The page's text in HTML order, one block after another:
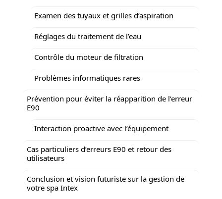
Examen des tuyaux et grilles d’aspiration
Réglages du traitement de l’eau
Contrôle du moteur de filtration
Problèmes informatiques rares
Prévention pour éviter la réapparition de l’erreur
E90
Interaction proactive avec l’équipement
Cas particuliers d’erreurs E90 et retour des
utilisateurs
Conclusion et vision futuriste sur la gestion de
votre spa Intex